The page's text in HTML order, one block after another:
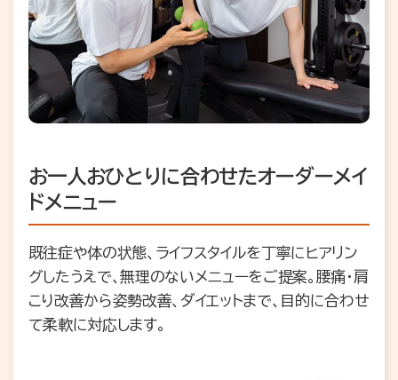
お一人おひとりに合わせたオーダーメイ
ドメニュー
既往症や体の状態、ライフスタイルを丁寧にヒアリン
グしたうえで、無理のないメニューをご提案。腰痛・肩
こり改善から姿勢改善、ダイエットまで、目的に合わせ
て柔軟に対応します。